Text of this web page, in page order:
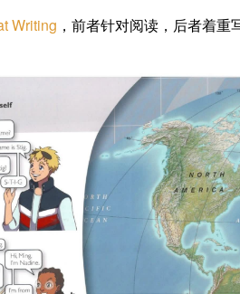
Writing ，前者针对阅读，后者着重